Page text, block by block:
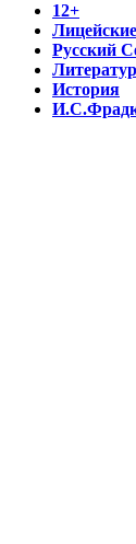
12+
Русский
История